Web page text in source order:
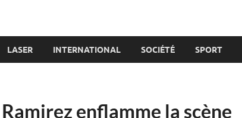
LASER INTERNATIONAL SOCIÉTÉ SPORT
enflamme la scène